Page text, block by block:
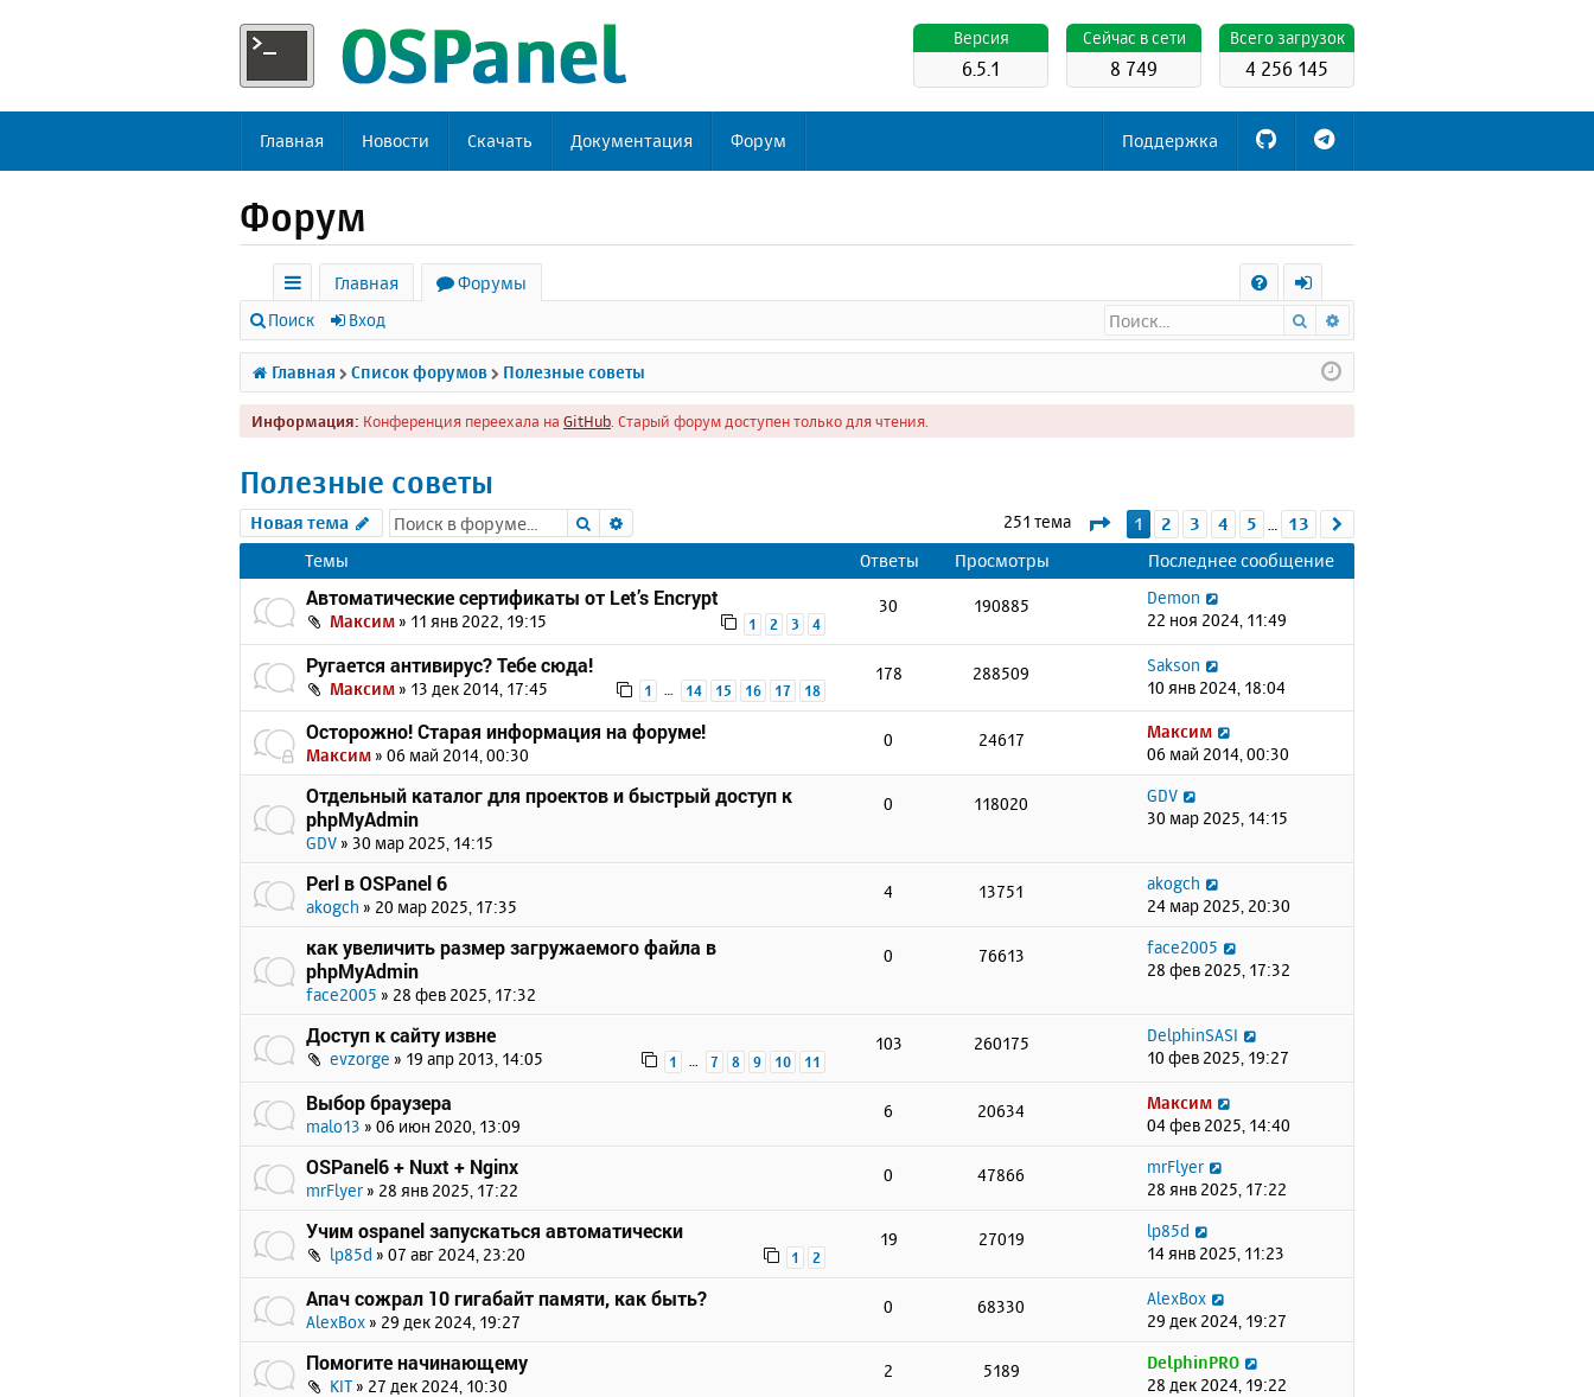
Всего загрузок
4 256 145
Cейчас в сети
8 749
Версия
6.5.1
Главная Новости Скачать Документация Форум Поддержка
Форум
с
ы
л
к
Главная
Форумы
Q
х
о
д
Поиск Вход Поиск
Главная Список форумов Полезные советы
Информация: Конференция переехала на GitHub . Старый форум доступен только для чтения.
Полезные советы
Новая тема Поиск 251 тема Страница1 из 13
1 2 3 4 5 13
Темы
Ответы Просмотры Последнее сообщение
Автоматические сертификаты от Let’s Encrypt
Максим» 11 янв 2022, 19:15 1 2 3 4
30 190885
Demon
22 ноя 2024, 11:49
Ругается антивирус? Тебе сюда!
Максим» 13 дек 2014, 17:45 1 … 14 15 16 17 18
178 288509
Sakson
10 янв 2024, 18:04
Осторожно! Старая информация на форуме!
Максим » 06 май 2014, 00:30
0 24617
Максим
06 май 2014, 00:30
Отдельный каталог для проектов и быстрый доступ к
phpMyAdmin
GDV » 30 мар 2025, 14:15
0 118020
GDV
30 мар 2025, 14:15
Perl в OSPanel 6
akogch » 20 мар 2025, 17:35
4 13751
akogch
24 мар 2025, 20:30
как увеличить размер загружаемого файла в
phpMyAdmin
face2005 » 28 фев 2025, 17:32
0 76613
face2005
28 фев 2025, 17:32
Доступ к сайту извне
evzorge » 19 апр 2013, 14:05 1 … 7 8 9 10 11
103 260175
DelphinSASI
10 фев 2025, 19:27
Выбор браузера
malo13 » 06 июн 2020, 13:09
6 20634
Максим
04 фев 2025, 14:40
OSPanel6 + Nuxt + Nginx
mrFlyer » 28 янв 2025, 17:22
0 47866
mrFlyer
28 янв 2025, 17:22
Учим ospanel запускаться автоматически
lp85d » 07 авг 2024, 23:20 1 2
19 27019
lp85d
14 янв 2025, 11:23
Апач сожрал 10 гигабайт памяти, как быть?
AlexBox » 29 дек 2024, 19:27
0 68330
AlexBox
29 дек 2024, 19:27
Помогите начинающему
KIT» 27 дек 2024, 10:30
2 5189
DelphinPRO
28 дек 2024, 19:22